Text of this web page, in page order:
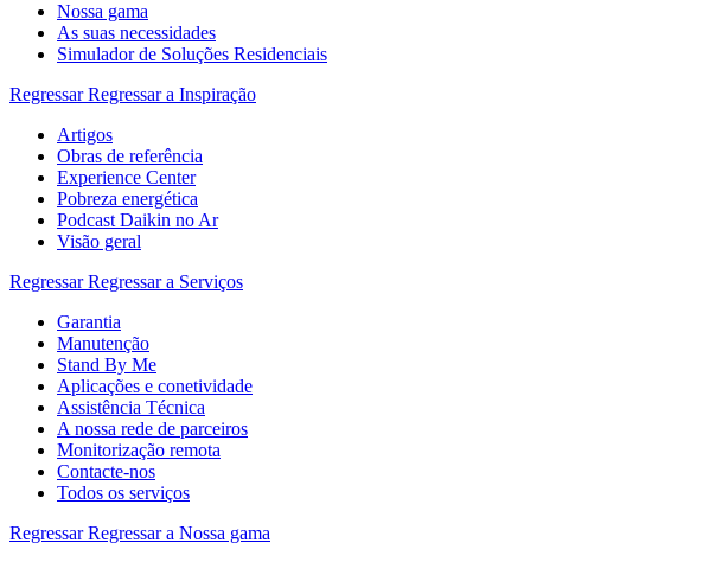
Nossa gama
As suas necessidades
Simulador de Soluções Residenciais
Regressar Regressar a Inspiração
Artigos
Obras de referência
Experience Center
Pobreza energética
Podcast Daikin no Ar
Visão geral
Regressar Regressar a Serviços
Garantia
Manutenção
Stand By Me
Aplicações e conetividade
Assistência Técnica
A nossa rede de parceiros
Monitorização remota
Contacte-nos
Todos os serviços
Regressar Regressar a Nossa gama